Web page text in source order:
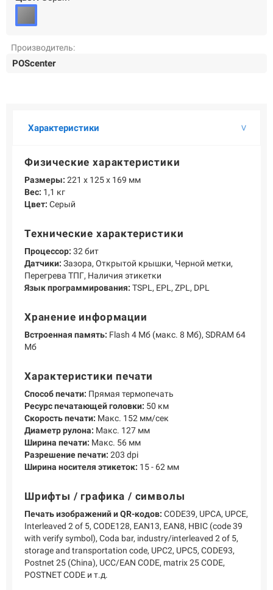
О КОМПАНИИ
Подробнее о компании «POScenter» - одном из лидеров в сфере
Производитель:
POScenter
Характеристики
Физические характеристики
Размеры: 221 х 125 х 169 мм
Вес: 1,1 кг
Цвет: Серый
Технические характеристики
Процессор: 32 бит
Датчики: Зазора, Открытой крышки, Черной метки,
Перегрева ТПГ, Наличия этикетки
Язык программирования: TSPL, EPL, ZPL, DPL
Хранение информации
Встроенная память: Flash 4 Мб (макс. 8 Mб), SDRAM 64
Мб
Характеристики печати
Способ печати: Прямая термопечать
Ресурс печатающей головки: 50 км
Скорость печати: Макс. 152 мм/сек
Диаметр рулона: Макс. 127 мм
Ширина печати: Макс. 56 мм
Разрешение печати: 203 dpi
Ширина носителя этикеток: 15 - 62 мм
Шрифты / графика / символы
Печать изображений и QR-кодов: CODE39, UPCA, UPCE,
Interleaved 2 of 5, CODE128, EAN13, EAN8, HBIC (code 39
with verify symbol), Coda bar, industry/interleaved 2 of 5,
storage and transportation code, UPC2, UPC5, CODE93,
Postnet 25 (China), UCC/EAN CODE, matrix 25 CODE,
POSTNET CODE и т.д.